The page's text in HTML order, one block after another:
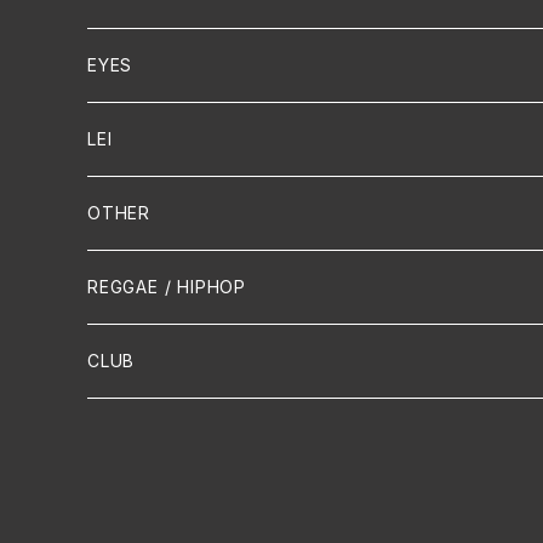
Cello
Guitar / Ukulele
Mandolin
声楽
吹奏楽
EYES
LEI
OTHER
REGGAE / HIPHOP
CLUB